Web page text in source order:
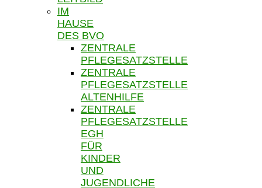
IM
HAUSE
DES BVO
ZENTRALE
PFLEGESATZSTELLE
ZENTRALE
PFLEGESATZSTELLE
ALTENHILFE
ZENTRALE
PFLEGESATZSTELLE
EGH
FÜR
KINDER
UND
JUGENDLICHE